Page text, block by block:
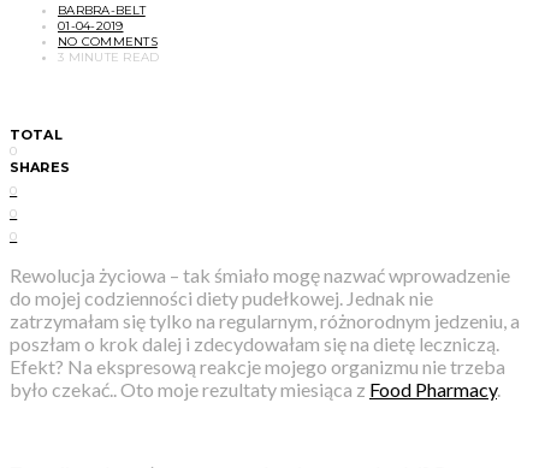
BARBRA-BELT
01-04-2019
NO COMMENTS
3 MINUTE READ
TOTAL
0
SHARES
0
0
0
Rewolucja życiowa – tak śmiało mogę nazwać wprowadzenie
do mojej codzienności diety pudełkowej. Jednak nie
zatrzymałam się tylko na regularnym, różnorodnym jedzeniu, a
poszłam o krok dalej i zdecydowałam się na dietę leczniczą.
Efekt? Na ekspresową reakcje mojego organizmu nie trzeba
było czekać.. Oto moje rezultaty miesiąca z Food Pharmacy.